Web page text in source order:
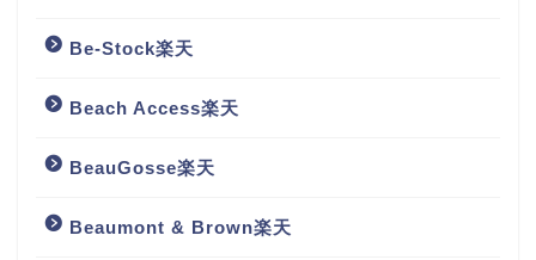
Be-Stock楽天
Beach Access楽天
BeauGosse楽天
Beaumont & Brown楽天